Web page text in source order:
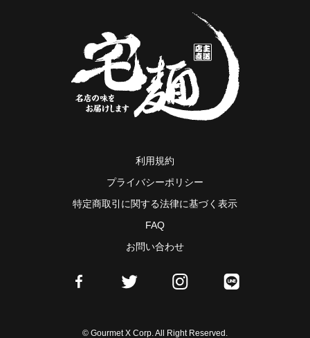
利用規約
プライバシーポリシー
特定商取引に関する法律に基づく表示
FAQ
お問い合わせ
© Gourmet X Corp. All Right Reserved.